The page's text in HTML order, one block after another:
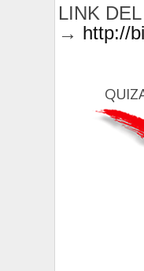
LINK
→ http://